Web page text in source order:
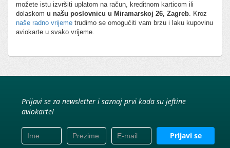
možete istu izvršiti uplatom na račun, kreditnom karticom ili
dolaskom u našu poslovnicu u Miramarskoj 26, Zagreb. Kroz
naše radno vrijeme trudimo se omogućiti vam brzu i laku kupovinu
aviokarte u svako vrijeme.
Prijavi se za newsletter i saznaj prvi kada su jeftine
aviokarte!
Prijavi se